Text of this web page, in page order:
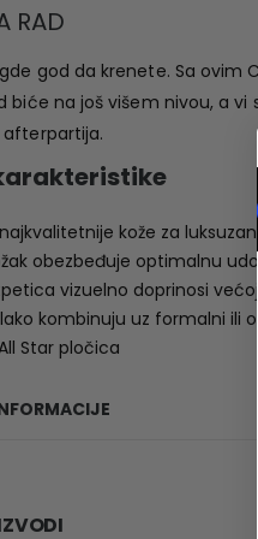
RAD
god da krenete. Sa
biće na još višem nivou, a vi
afterpartija.
kože za
obezbeđuje optimalnu
vizuelno doprinosi
kombinuju uz formalni ili
Star pločica